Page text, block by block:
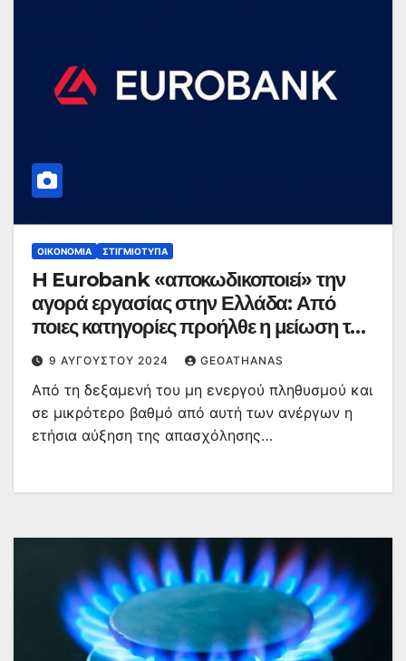
ΟΙΚΟΝΟΜΊΑ ΣΤΙΓΜΙΌΤΥΠΑ
H Eurobank «αποκωδικοποιεί» την
αγορά εργασίας στην Ελλάδα: Από
ποιες κατηγορίες προήλθε η μείωση της
ανεργίας
9 ΑΥΓΟΎΣΤΟΥ 2024 GEOATHANAS
Από τη δεξαμενή του μη ενεργού πληθυσμού και
σε μικρότερο βαθμό από αυτή των ανέργων η
ετήσια αύξηση της απασχόλησης…